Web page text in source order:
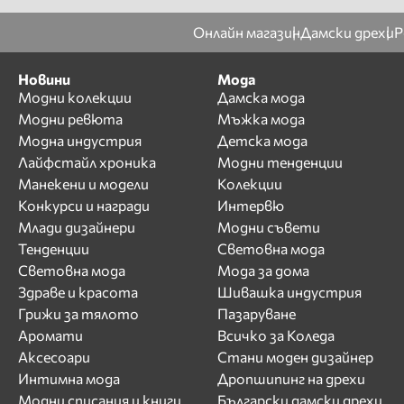
Онлайн магазинДамски дрехи
Новини
Модни колекции
Модни ревюта
Модна индустрия
Лайфстайл хроника
Манекени и модели
Конкурси и награди
Млади дизайнери
Тенденции
Световна мода
Здраве и красота
Грижи за тялото
Аромати
Аксесоари
Интимна мода
Модни списания и книги
Мода
Дамска мода
Мъжка мода
Детска мода
Модни тенденции
Колекции
Интервю
Модни съвети
Световна мода
Мода за дома
Шивашка индустрия
Пазаруване
Всичко за Коледа
Стани моден дизайнер
Дропшипинг на дрехи
Български дамски дрехи